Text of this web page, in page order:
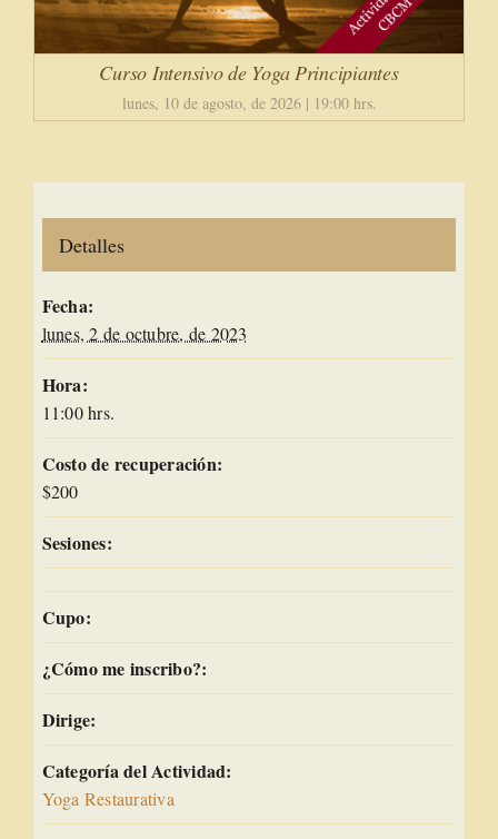
Curso Intensivo de Yoga Principiantes
lunes, 10 de agosto, de 2026 | 19:00 hrs.
Detalles
Fecha:
lunes, 2 de octubre, de 2023
Hora:
11:00 hrs.
Costo de recuperación:
$200
Sesiones:
Cupo:
¿Cómo me inscribo?:
Dirige:
Categoría del Actividad:
Yoga Restaurativa